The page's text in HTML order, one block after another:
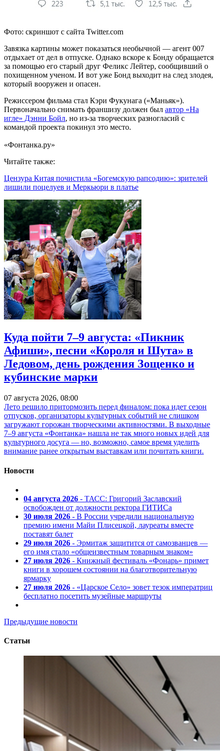
Фото: скриншот с сайта Twitter.com
Завязка картины может показаться необычной — агент 007
отдыхает от дел в отпуске. Однако вскоре к Бонду обращается
за помощью его старый друг Феликс Лейтер, сообщивший о
похищенном ученом. И вот уже Бонд выходит на след злодея,
который вооружен и опасен.
Режиссером фильма стал Кэри Фукунага («Маньяк»).
Первоначально снимать франшизу должен был автор «На
игле» Дэнни Бойл, но из-за творческих разногласий с
командой проекта покинул это место.
«Фонтанка.ру»
Читайте также:
Цензура Китая почистила «Богемскую рапсодию»: зрителей
лишили поцелуев и Меркьюри в платье
Куда пойти 7–9 августа: «Пикник
Афиши», песни «Короля и Шута» в
Ледовом, день рождения Зощенко и
кубинские марки
07 августа 2026, 08:00
Лето решило притормозить перед финалом: пока идет сезон
отпусков, организаторы культурных событий не слишком
загружают горожан творческими активностями. В выходные
7–9 августа «Фонтанка» нашла не так много новых идей для
культурного досуга — но, возможно, самое время уделить
внимание ранее открытым выставкам или почитать книги.
Новости
04 августа 2026 - ТАСС: Григорий Заславский
освобожден от должности ректора ГИТИСа
30 июля 2026 - В России учредили национальную
премию имени Майи Плисецкой, лауреаты вместе
поставят балет
29 июля 2026 - Эрмитаж защитится от самозванцев —
его имя стало «общеизвестным товарным знаком»
27 июля 2026 - Книжный фестиваль «Фонарь» примет
книги в хорошем состоянии на благотворительную
ярмарку
27 июля 2026 - «Царское Село» зовет тезок императриц
бесплатно посетить музейные маршруты
Предыдущие новости
Статьи